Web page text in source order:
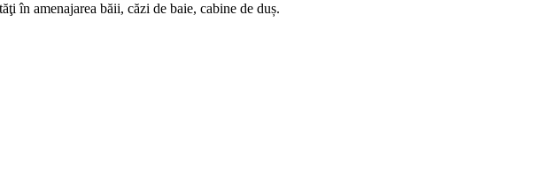
în amenajarea băii, căzi de baie, cabine de duș.